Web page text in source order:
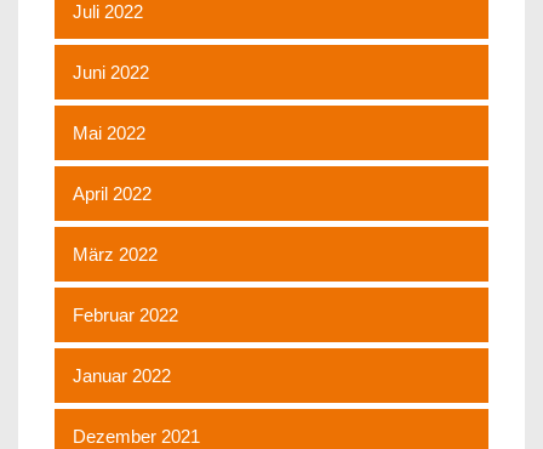
Juli 2022
Juni 2022
Mai 2022
April 2022
März 2022
Februar 2022
Januar 2022
Dezember 2021